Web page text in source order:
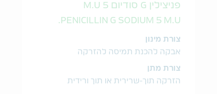
פניצילין G סודיום 5 M.U
PENICILLIN G SODIUM 5 M.U.
צורת מינון
אבקה להכנת תמיסה להזרקה
צורת מתן
הזרקה תוך-שרירית או תוך ורידית